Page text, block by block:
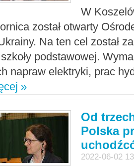
W
został otwarty
Na ten cel został
podstawowej.
napraw elektryki, prac
»
Od
Polska
2022-06-02